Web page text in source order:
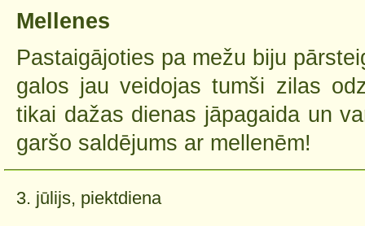
Mellenes
Pastaigājoties pa mežu biju
galos jau veidojas tumši zilas
tikai dažas dienas jāpagaida un
garšo saldējums ar mellenēm!
3. jūlijs, piektdiena